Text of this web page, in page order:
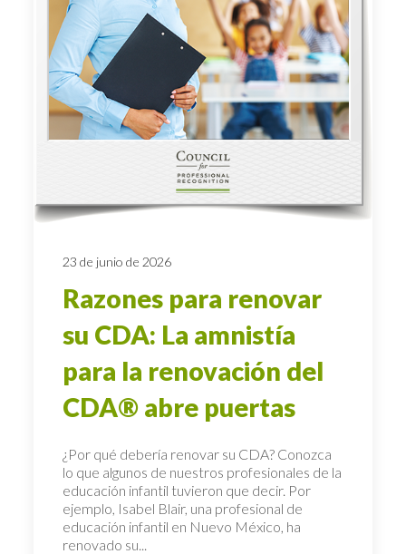
23 de junio de 2026
Razones para renovar
su CDA: La amnistía
para la renovación del
CDA® abre puertas
¿Por qué debería renovar su CDA? Conozca
lo que algunos de nuestros profesionales de la
educación infantil tuvieron que decir. Por
ejemplo, Isabel Blair, una profesional de
educación infantil en Nuevo México, ha
renovado su...